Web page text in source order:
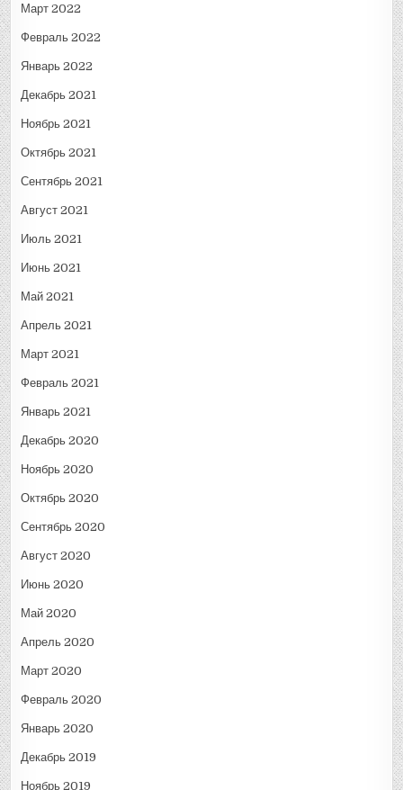
Март 2022
Февраль 2022
Январь 2022
Декабрь 2021
Ноябрь 2021
Октябрь 2021
Сентябрь 2021
Август 2021
Июль 2021
Июнь 2021
Май 2021
Апрель 2021
Март 2021
Февраль 2021
Январь 2021
Декабрь 2020
Ноябрь 2020
Октябрь 2020
Сентябрь 2020
Август 2020
Июнь 2020
Май 2020
Апрель 2020
Март 2020
Февраль 2020
Январь 2020
Декабрь 2019
Ноябрь 2019